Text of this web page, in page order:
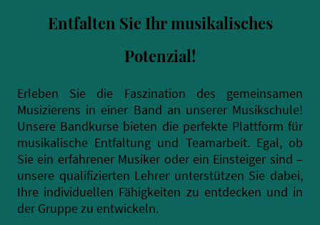
Entfalten Sie Ihr musikalisches
Potenzial!
Erleben Sie die Faszination des gemeinsamen
Musizierens in einer Band an unserer Musikschule!
Unsere Bandkurse bieten die perfekte Plattform für
musikalische Entfaltung und Teamarbeit. Egal, ob
Sie ein erfahrener Musiker oder ein Einsteiger sind –
unsere qualifizierten Lehrer unterstützen Sie dabei,
Ihre individuellen Fähigkeiten zu entdecken und in
der Gruppe zu entwickeln.